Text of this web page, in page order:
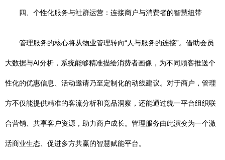
四、个性化服务与社群运营：连接商户与消费者的智慧纽带
管理服务的核心将从物业管理转向“人与服务的连接”。借助会员
大数据与AI分析，系统能够精准描绘消费者画像，为不同顾客推送个
性化的优惠信息、活动邀请乃至定制化的动线建议。对于商户，管理
方不仅能提供精准的客流分析和竞品洞察，还能通过统一平台组织联
合营销、共享客户资源，助力商户成长。管理服务由此演变为一个激
活商业生态、促进多方共赢的智慧赋能平台。